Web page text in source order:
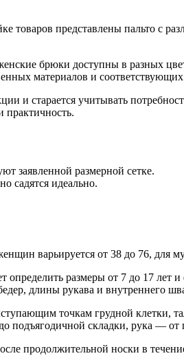
товаров представлены пальто с
брюки доступны в разных
материалов и
и старается учитывать
практичность.
заявленной размерной сетке.
садятся идеально.
варьируется от 38 до 76,
размеры от 7 до 17 лет
длины рукава и внутреннего
точкам грудной клетки,
складки, рука — от
продолжительной носки в